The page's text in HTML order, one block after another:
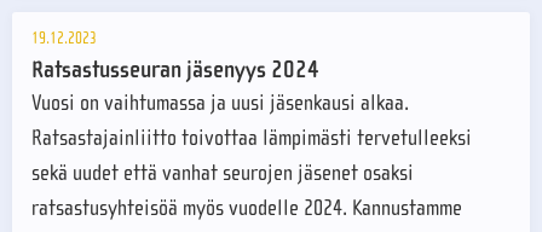
19.12.2023
Ratsastusseuran jäsenyys 2024
Vuosi on vaihtumassa ja uusi jäsenkausi alkaa.
Ratsastajainliitto toivottaa lämpimästi tervetulleeksi
sekä uudet että vanhat seurojen jäsenet osaksi
ratsastusyhteisöä myös vuodelle 2024. Kannustamme